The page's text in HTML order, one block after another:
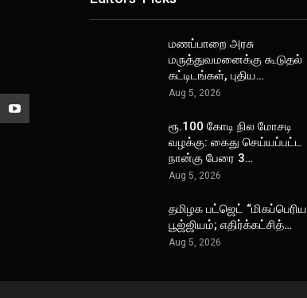
மணப்பாறை அரசு
மருத்துவமனைக்கு கூடுதல்
கட்டிடங்கள், புதிய…
Aug 5, 2026
ரூ.100 கோடி நில மோசடி
வழக்கு: கைது செய்யப்பட்ட
நான்கு பேரை 3…
Aug 5, 2026
தமிழக பட்ஜெட் “மிகப்பெரிய
பூஜ்ஜியம்; எதிர்க்கட்சித்…
Aug 5, 2026